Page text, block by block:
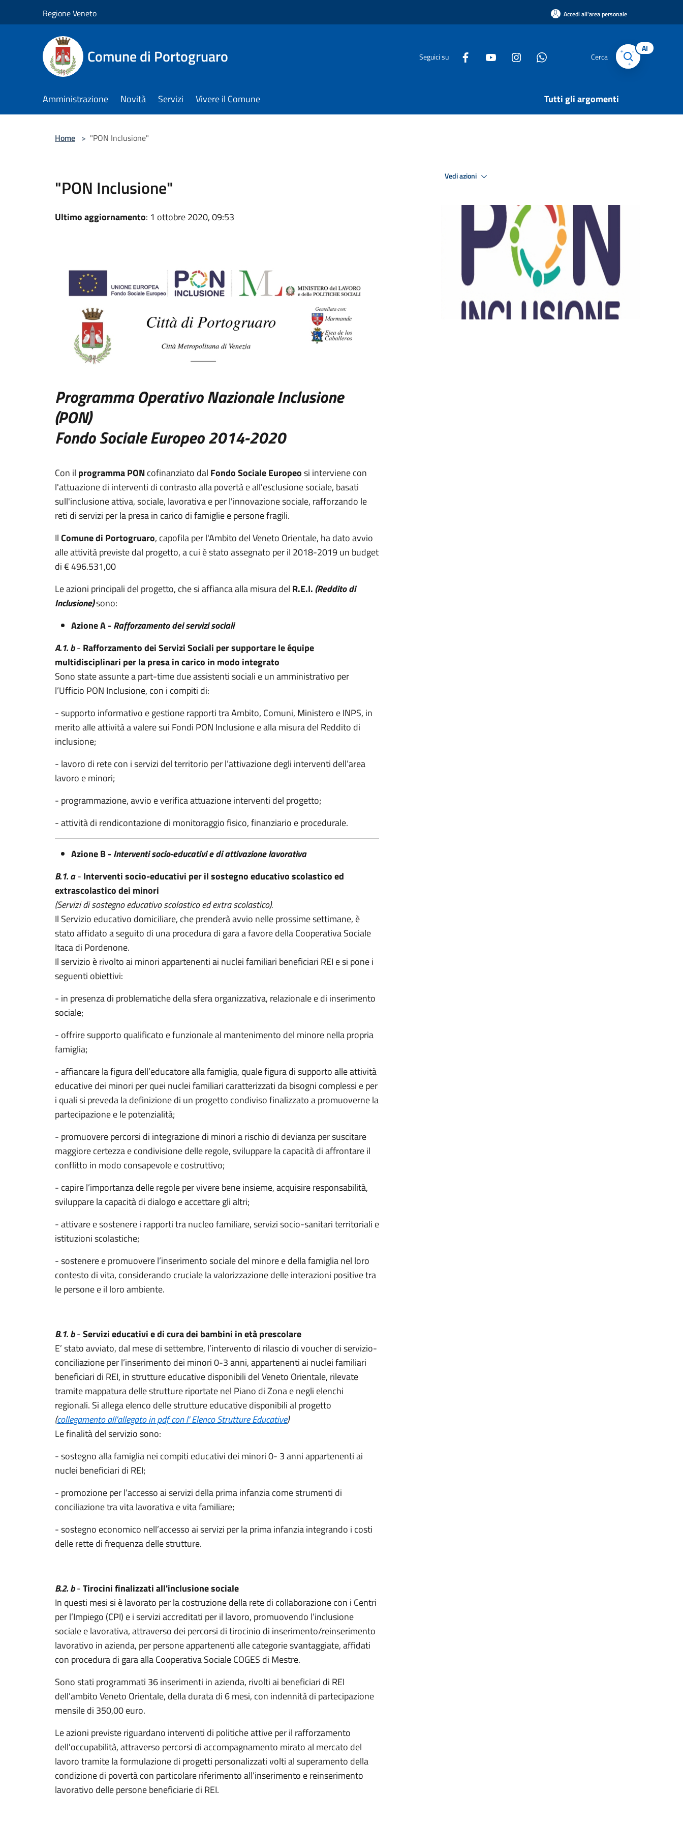
Regione Veneto Accedi all'area personale
Comune di Portogruaro Seguici su Cerca
AI
Amministrazione Novità Servizi Vivere il Comune Tutti gli argomenti
Home > "PON Inclusione"
"PON Inclusione"
Ultimo aggiornamento: 1 ottobre 2020, 09:53
Programma Operativo Nazionale Inclusione
(PON)
Fondo Sociale Europeo 2014-2020
Con il programma PONcofinanziato dal Fondo Sociale Europeosi interviene con
l'attuazione di interventi di contrasto alla povertà e all'esclusione sociale, basati
sull'inclusione attiva, sociale, lavorativa e per l'innovazione sociale, rafforzando le
reti di servizi per la presa in carico di famiglie e persone fragili.
IlComune di Portogruaro, capofila per l'Ambito del Veneto Orientale, ha dato avvio
alle attività previste dal progetto, a cui è stato assegnato per il 2018-2019 un budget
di € 496.531,00
Le azioni principali del progetto, che si affianca alla misura del R.E.I. (Reddito di
Inclusione)sono:
Azione A -Rafforzamento dei servizi sociali
A.1. b- Rafforzamento dei Servizi Sociali per supportare le équipe
multidisciplinari per la presa in carico in modo integrato
Sono state assunte a part-time due assistenti sociali e un amministrativo per
l’Ufficio PON Inclusione, con i compiti di:
- supporto informativo e gestione rapporti tra Ambito, Comuni, Ministero e INPS, in
merito alle attività a valere sui Fondi PON Inclusione e alla misura del Reddito di
inclusione;
- lavoro di rete con i servizi del territorio per l’attivazione degli interventi dell’area
lavoro e minori;
- programmazione, avvio e verifica attuazione interventi del progetto;
- attività di rendicontazione di monitoraggio fisico, finanziario e procedurale.
Azione B -Interventi socio-educativi e di attivazione lavorativa
B.1. a- Interventi socio-educativi per il sostegno educativo scolastico ed
extrascolastico dei minori
(Servizi di sostegno educativo scolastico ed extra scolastico).
Il Servizio educativo domiciliare, che prenderà avvio nelle prossime settimane, è
stato affidato a seguito di una procedura di gara a favore della Cooperativa Sociale
Itaca di Pordenone.
Il servizio è rivolto ai minori appartenenti ai nuclei familiari beneficiari REI e si pone i
seguenti obiettivi:
- in presenza di problematiche della sfera organizzativa, relazionale e di inserimento
sociale;
- offrire supporto qualificato e funzionale al mantenimento del minore nella propria
famiglia;
- affiancare la figura dell’educatore alla famiglia, quale figura di supporto alle attività
educative dei minori per quei nuclei familiari caratterizzati da bisogni complessi e per
i quali si preveda la definizione di un progetto condiviso finalizzato a promuoverne la
partecipazione e le potenzialità;
- promuovere percorsi di integrazione di minori a rischio di devianza per suscitare
maggiore certezza e condivisione delle regole, sviluppare la capacità di affrontare il
conflitto in modo consapevole e costruttivo;
- capire l’importanza delle regole per vivere bene insieme, acquisire responsabilità,
sviluppare la capacità di dialogo e accettare gli altri;
- attivare e sostenere i rapporti tra nucleo familiare, servizi socio-sanitari territoriali e
istituzioni scolastiche;
- sostenere e promuovere l’inserimento sociale del minore e della famiglia nel loro
contesto di vita, considerando cruciale la valorizzazione delle interazioni positive tra
le persone e il loro ambiente.
B.1. b-Servizi educativi e di cura dei bambini in età prescolare
E’ stato avviato, dal mese di settembre, l’intervento di rilascio di voucher di servizio-
conciliazione per l’inserimento dei minori 0-3 anni, appartenenti ai nuclei familiari
beneficiari di REI, in strutture educative disponibili del Veneto Orientale, rilevate
tramite mappatura delle strutture riportate nel Piano di Zona e negli elenchi
regionali. Si allega elenco delle strutture educative disponibili al progetto
(collegamento all'allegato in pdf con l' Elenco Strutture Educative)
Le finalità del servizio sono:
- sostegno alla famiglia nei compiti educativi dei minori 0- 3 anni appartenenti ai
nuclei beneficiari di REI;
- promozione per l’accesso ai servizi della prima infanzia come strumenti di
conciliazione tra vita lavorativa e vita familiare;
- sostegno economico nell’accesso ai servizi per la prima infanzia integrando i costi
delle rette di frequenza delle strutture.
B.2. b-Tirocini finalizzati all'inclusione sociale
In questi mesi si è lavorato per la costruzione della rete di collaborazione con i Centri
per l’Impiego (CPI) e i servizi accreditati per il lavoro, promuovendo l’inclusione
sociale e lavorativa, attraverso dei percorsi di tirocinio di inserimento/reinserimento
lavorativo in azienda, per persone appartenenti alle categorie svantaggiate, affidati
con procedura di gara alla Cooperativa Sociale COGES di Mestre.
Sono stati programmati 36 inserimenti in azienda, rivolti ai beneficiari di REI
dell’ambito Veneto Orientale, della durata di 6 mesi, con indennità di partecipazione
mensile di 350,00 euro.
Le azioni previste riguardano interventi di politiche attive per il rafforzamento
dell'occupabilità, attraverso percorsi di accompagnamento mirato al mercato del
lavoro tramite la formulazione di progetti personalizzati volti al superamento della
condizione di povertà con particolare riferimento all’inserimento e reinserimento
lavorativo delle persone beneficiarie di REI.
Vedi azioni